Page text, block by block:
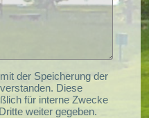
der Speicherung der
Diese
für interne Zwecke
weiter gegeben.